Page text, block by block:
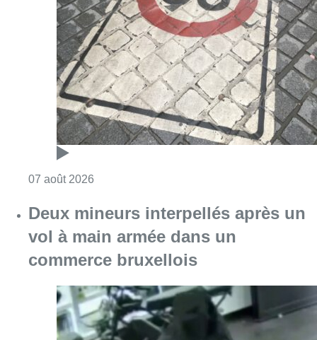
Deux mineurs interpellés après un
vol à main armée dans un
commerce bruxellois